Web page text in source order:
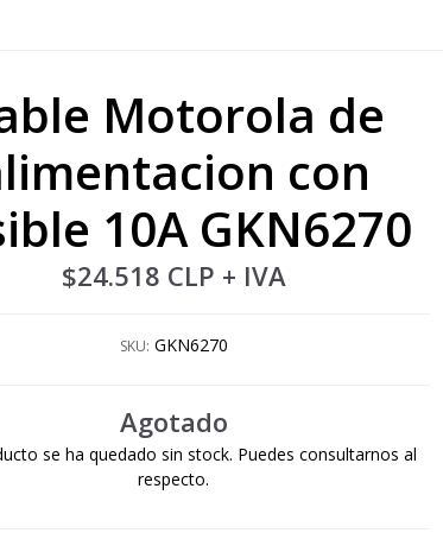
Motorola de
con
10A GKN6270
$24.518 CLP + IVA
SKU: GKN6270
Agotado
se ha quedado sin stock. Puedes consultarnos al
respecto.